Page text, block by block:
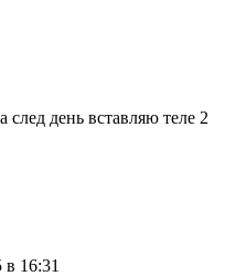
день вставляю теле 2
в 16:31